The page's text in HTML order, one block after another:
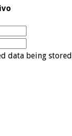
data being